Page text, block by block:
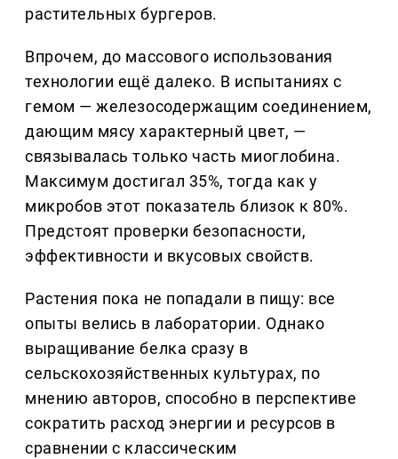
растительных бургеров.
Впрочем, до массового использования
технологии ещё далеко. В испытаниях с
гемом — железосодержащим соединением,
дающим мясу характерный цвет, —
связывалась только часть миоглобина.
Максимум достигал 35%, тогда как у
микробов этот показатель близок к 80%.
Предстоят проверки безопасности,
эффективности и вкусовых свойств.
Растения пока не попадали в пищу: все
опыты велись в лаборатории. Однако
выращивание белка сразу в
сельскохозяйственных культурах, по
мнению авторов, способно в перспективе
сократить расход энергии и ресурсов в
сравнении с классическим